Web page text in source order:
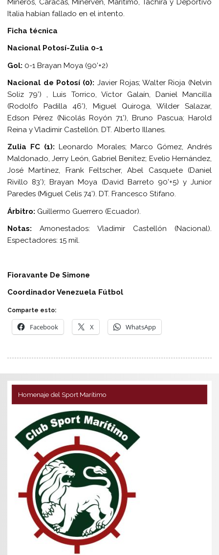
Italia habían fallado en el intento.
Ficha técnica
Nacional Potosí-Zulia 0-1
Gol: 0-1 Brayan Moya (90’+2)
Nacional de Potosí (0): Javier Rojas; Walter Rioja (Nelvin
Soliz 79’) , Luis Torrico, Víctor Galaín, Daniel Mancilla
(Rodolfo Padilla 46’), Miguel Quiroga, Wilder Salazar,
Edson Pérez (Nicolás Royón 71’), Bruno Pascua; Harold
Reina y Vladimir Castellón. DT. Alberto Illanes.
Zulia FC (1): Leonardo Morales; Marco Gómez, Andrés
Maldonado, Jerry León, Gabriel Benítez; Evelio Hernández,
José Martínez, Frank Feltscher, Abel Casquete (Daniel
Rivillo 83’); Brayan Moya (David Barreto 90’+5) y Junior
Paredes (Miguel Celis 74’). DT. Francesco Stifano.
Árbitro: Guillermo Guerrero (Ecuador).
Notas: Amonestados: Vladimir Castellón (Nacional).
Espectadores: 15 mil.
Fioravante De Simone
Coordinador Venezuela Fútbol
Comparte esto:
Facebook X WhatsApp
Homenaje del Sport Marítimo